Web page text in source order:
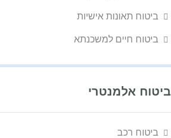
ביטוח תאונות אישיות
ביטוח חיים למשכנתא
ביטוח אלמנטרי
ביטוח רכב